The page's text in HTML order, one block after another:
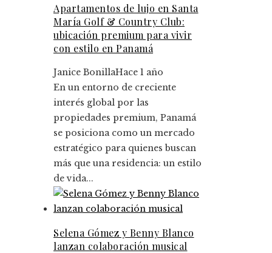
Apartamentos de lujo en Santa
María Golf & Country Club:
ubicación premium para vivir
con estilo en Panamá
Janice BonillaHace 1 año
En un entorno de creciente
interés global por las
propiedades premium, Panamá
se posiciona como un mercado
estratégico para quienes buscan
más que una residencia: un estilo
de vida...
Selena Gómez y Benny Blanco
lanzan colaboración musical